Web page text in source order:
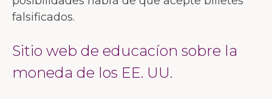
falsificados.
Sitio web de educacíon sobre la
moneda de los EE. UU.